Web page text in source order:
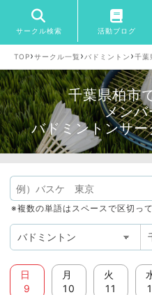
サークル検索 活動ブログ
TOP›サークル一覧 › バドミントン ›千葉
千葉県柏市
メン
バドミントンサ
※複数の単語はスペースで区切っ
日
9
月
10
火
11